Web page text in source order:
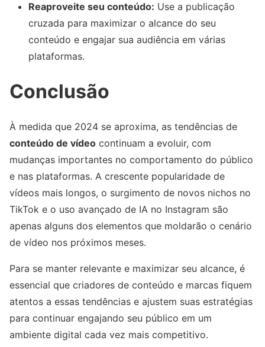
Reaproveite seu conteúdo: Use a publicação
cruzada para maximizar o alcance do seu
conteúdo e engajar sua audiência em várias
plataformas.
Conclusão
À medida que 2024 se aproxima, as tendências de
conteúdo de vídeo continuam a evoluir, com
mudanças importantes no comportamento do público
e nas plataformas. A crescente popularidade de
vídeos mais longos, o surgimento de novos nichos no
TikTok e o uso avançado de IA no Instagram são
apenas alguns dos elementos que moldarão o cenário
de vídeo nos próximos meses.
Para se manter relevante e maximizar seu alcance, é
essencial que criadores de conteúdo e marcas fiquem
atentos a essas tendências e ajustem suas estratégias
para continuar engajando seu público em um
ambiente digital cada vez mais competitivo.